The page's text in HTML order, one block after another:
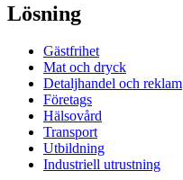
Lösning
Gästfrihet
Mat och dryck
Detaljhandel och reklam
Företags
Hälsovård
Transport
Utbildning
Industriell utrustning